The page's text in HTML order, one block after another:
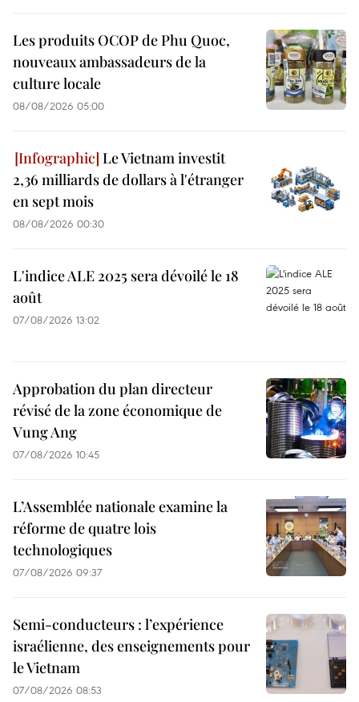
Les produits OCOP de Phu Quoc,
nouveaux ambassadeurs de la
culture locale
08/08/2026 05:00
Le Vietnam investit
2,36 milliards de dollars à l'étranger
en sept mois
08/08/2026 00:30
L'indice ALE 2025 sera dévoilé le 18
août
07/08/2026 13:02
Approbation du plan directeur
révisé de la zone économique de
Vung Ang
07/08/2026 10:45
L’Assemblée nationale examine la
réforme de quatre lois
technologiques
07/08/2026 09:37
Semi-conducteurs : l’expérience
israélienne, des enseignements pour
le Vietnam
07/08/2026 08:53